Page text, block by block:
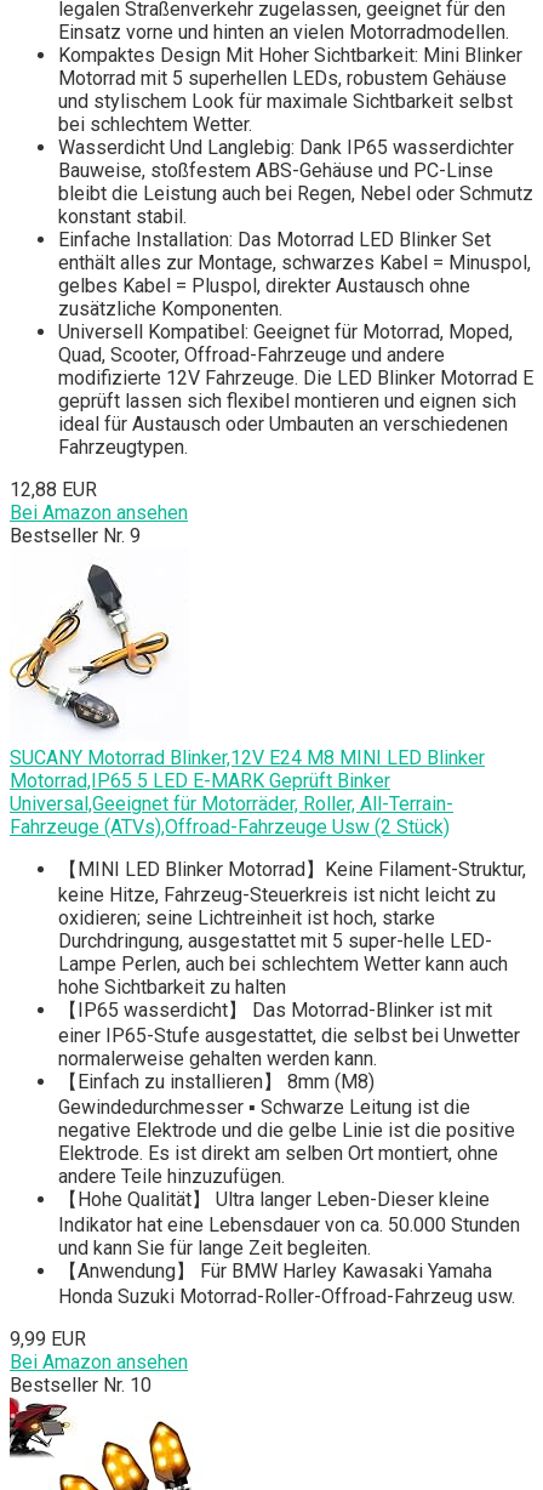
legalen Straßenverkehr zugelassen, geeignet für den
Einsatz vorne und hinten an vielen Motorradmodellen.
Kompaktes Design Mit Hoher Sichtbarkeit: Mini Blinker
Motorrad mit 5 superhellen LEDs, robustem Gehäuse
und stylischem Look für maximale Sichtbarkeit selbst
bei schlechtem Wetter.
Wasserdicht Und Langlebig: Dank IP65 wasserdichter
Bauweise, stoßfestem ABS-Gehäuse und PC-Linse
bleibt die Leistung auch bei Regen, Nebel oder Schmutz
konstant stabil.
Einfache Installation: Das Motorrad LED Blinker Set
enthält alles zur Montage, schwarzes Kabel = Minuspol,
gelbes Kabel = Pluspol, direkter Austausch ohne
zusätzliche Komponenten.
Universell Kompatibel: Geeignet für Motorrad, Moped,
Quad, Scooter, Offroad-Fahrzeuge und andere
modifizierte 12V Fahrzeuge. Die LED Blinker Motorrad E
geprüft lassen sich flexibel montieren und eignen sich
ideal für Austausch oder Umbauten an verschiedenen
Fahrzeugtypen.
12,88 EUR
Bei Amazon ansehen
Bestseller Nr. 9
SUCANY Motorrad Blinker,12V E24 M8 MINI LED Blinker
Motorrad,IP65 5 LED E-MARK Geprüft Binker
Universal,Geeignet für Motorräder, Roller, All-Terrain-
Fahrzeuge (ATVs),Offroad-Fahrzeuge Usw (2 Stück)
【MINI LED Blinker Motorrad】Keine Filament-Struktur,
keine Hitze, Fahrzeug-Steuerkreis ist nicht leicht zu
oxidieren; seine Lichtreinheit ist hoch, starke
Durchdringung, ausgestattet mit 5 super-helle LED-
Lampe Perlen, auch bei schlechtem Wetter kann auch
hohe Sichtbarkeit zu halten
【IP65 wasserdicht】 Das Motorrad-Blinker ist mit
einer IP65-Stufe ausgestattet, die selbst bei Unwetter
normalerweise gehalten werden kann.
【Einfach zu installieren】 8mm (M8)
Gewindedurchmesser ▪ Schwarze Leitung ist die
negative Elektrode und die gelbe Linie ist die positive
Elektrode. Es ist direkt am selben Ort montiert, ohne
andere Teile hinzuzufügen.
【Hohe Qualität】 Ultra langer Leben-Dieser kleine
Indikator hat eine Lebensdauer von ca. 50.000 Stunden
und kann Sie für lange Zeit begleiten.
【Anwendung】 Für BMW Harley Kawasaki Yamaha
Honda Suzuki Motorrad-Roller-Offroad-Fahrzeug usw.
9,99 EUR
Bei Amazon ansehen
Bestseller Nr. 10